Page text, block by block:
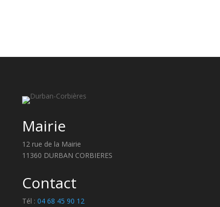
Mairie
12 rue de la Mairie
11360 DURBAN CORBIERES
Contact
Tél : 04 68 45 90 12